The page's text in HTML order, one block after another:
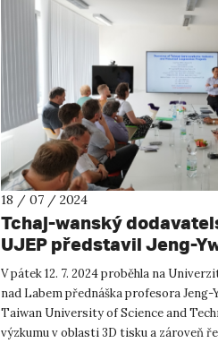
18 / 07 / 2024
Tchaj-wanský
UJEP představil Jeng-
V pátek 12. 7. 2024 proběhla na
nad Labem přednáška profesora Jeng-
Taiwan University of Science and
výzkumu v oblasti 3D tisku a zároveň